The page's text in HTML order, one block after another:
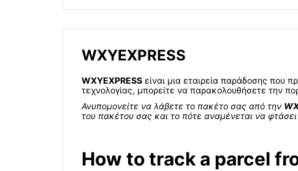
WXYEXPRESS
WXYEXPRESS είναι μια εταιρεία παράδοσης που
τεχνολογίας, μπορείτε να παρακολουθήσετε την
Ανυπομονείτε να λάβετε το πακέτο σας από την
του πακέτου σας και το πότε αναμένεται να
How to track a parcel